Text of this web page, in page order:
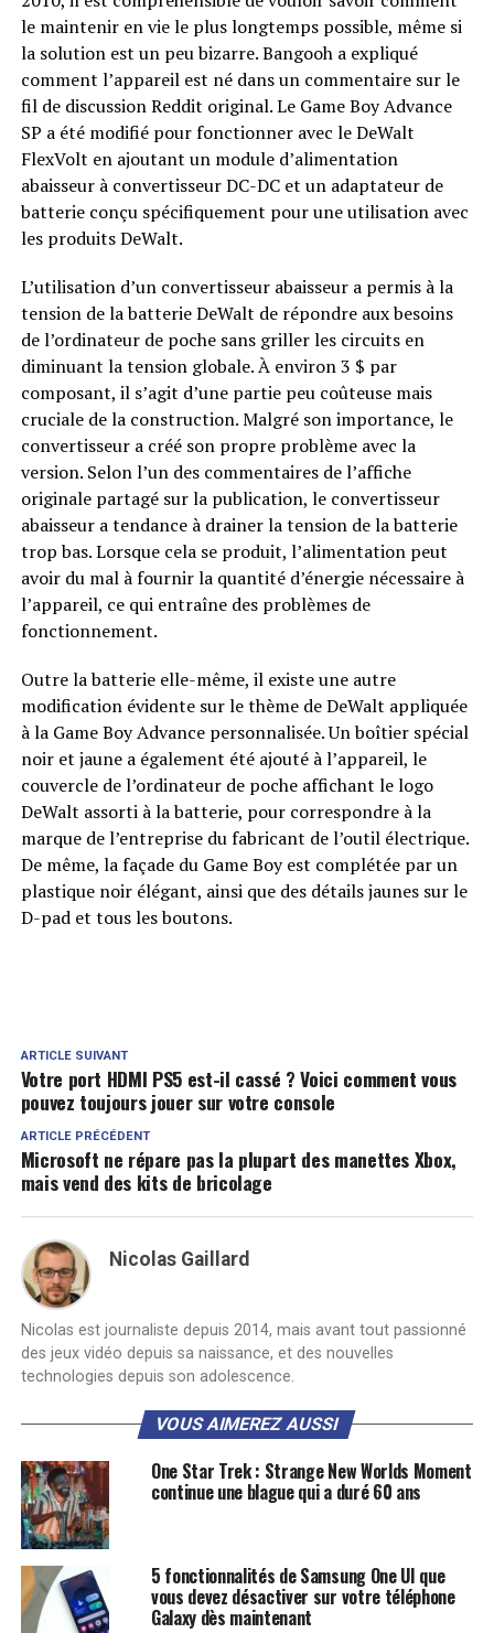
le maintenir en vie le plus longtemps possible, même si
la solution est un peu bizarre. Bangooh a expliqué
comment l’appareil est né dans un commentaire sur le
fil de discussion Reddit original. Le Game Boy Advance
SP a été modifié pour fonctionner avec le DeWalt
FlexVolt en ajoutant un module d’alimentation
abaisseur à convertisseur DC-DC et un adaptateur de
batterie conçu spécifiquement pour une utilisation avec
les produits DeWalt.
L’utilisation d’un convertisseur abaisseur a permis à la
tension de la batterie DeWalt de répondre aux besoins
de l’ordinateur de poche sans griller les circuits en
diminuant la tension globale. À environ 3 $ par
composant, il s’agit d’une partie peu coûteuse mais
cruciale de la construction. Malgré son importance, le
convertisseur a créé son propre problème avec la
version. Selon l’un des commentaires de l’affiche
originale partagé sur la publication, le convertisseur
abaisseur a tendance à drainer la tension de la batterie
trop bas. Lorsque cela se produit, l’alimentation peut
avoir du mal à fournir la quantité d’énergie nécessaire à
l’appareil, ce qui entraîne des problèmes de
fonctionnement.
Outre la batterie elle-même, il existe une autre
modification évidente sur le thème de DeWalt appliquée
à la Game Boy Advance personnalisée. Un boîtier spécial
noir et jaune a également été ajouté à l’appareil, le
couvercle de l’ordinateur de poche affichant le logo
DeWalt assorti à la batterie, pour correspondre à la
marque de l’entreprise du fabricant de l’outil électrique.
De même, la façade du Game Boy est complétée par un
plastique noir élégant, ainsi que des détails jaunes sur le
D-pad et tous les boutons.
ARTICLE SUIVANT
Votre port HDMI PS5 est-il cassé ? Voici comment vous
pouvez toujours jouer sur votre console
ARTICLE PRÉCÉDENT
Microsoft ne répare pas la plupart des manettes Xbox,
mais vend des kits de bricolage
Nicolas Gaillard
Nicolas est journaliste depuis 2014, mais avant tout passionné
des jeux vidéo depuis sa naissance, et des nouvelles
technologies depuis son adolescence.
VOUS AIMEREZ AUSSI
One Star Trek : Strange New Worlds Moment
continue une blague qui a duré 60 ans
5 fonctionnalités de Samsung One UI que
vous devez désactiver sur votre téléphone
Galaxy dès maintenant